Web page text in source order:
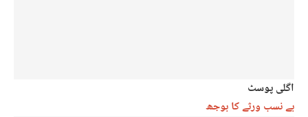
اگلی پوسٹ
بے نسب ورثے کا بوجھ